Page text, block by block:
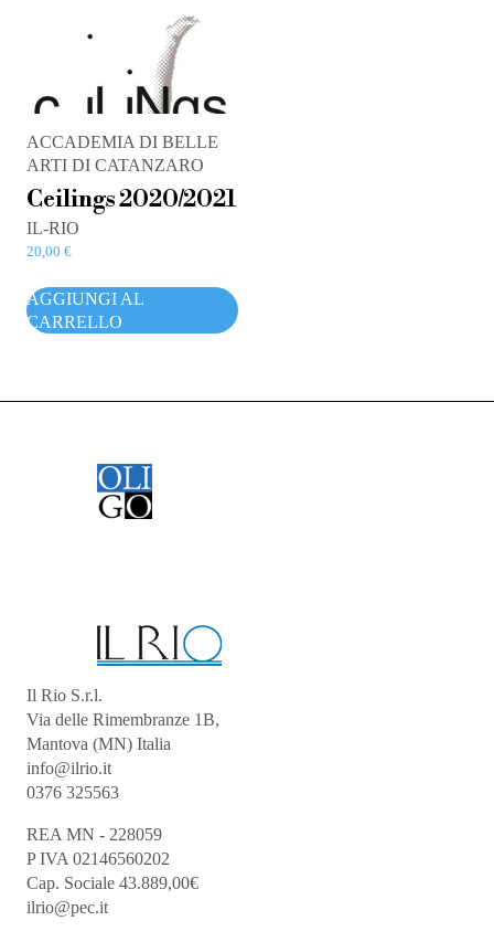
ACCADEMIA DI BELLE
ARTI DI CATANZARO
Ceilings 2020/2021
IL-RIO
20,00 €
AGGIUNGI AL
CARRELLO
Il Rio S.r.l.
Via delle Rimembranze 1B,
Mantova (MN) Italia
info@ilrio.it
0376 325563
REA MN - 228059
P IVA 02146560202
Cap. Sociale 43.889,00€
ilrio@pec.it